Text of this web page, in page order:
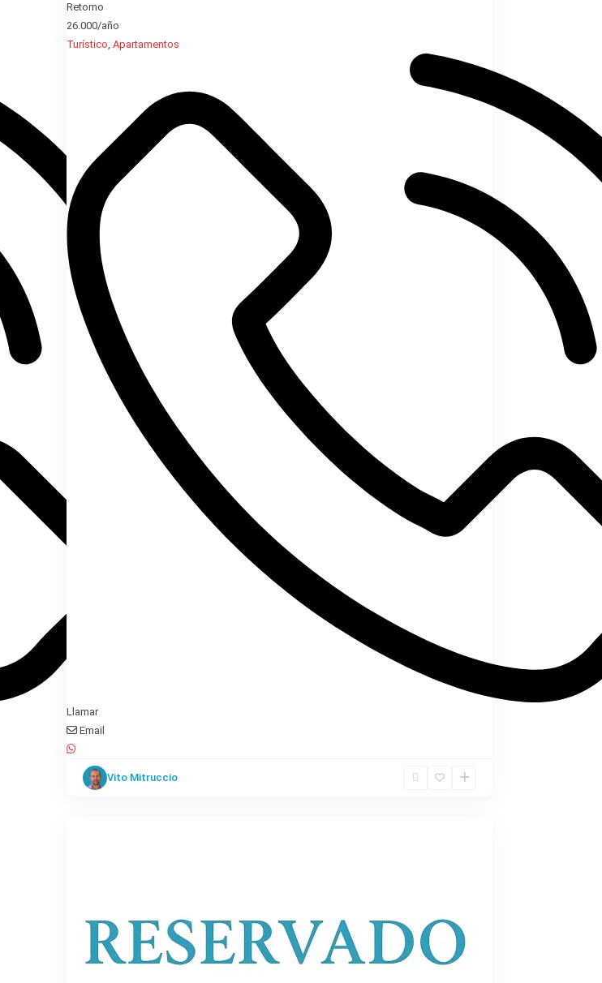
Retorno
26.000/año
Turístico, Apartamentos
Llamar
Email
Vito Mitruccio
Bartolomé
de